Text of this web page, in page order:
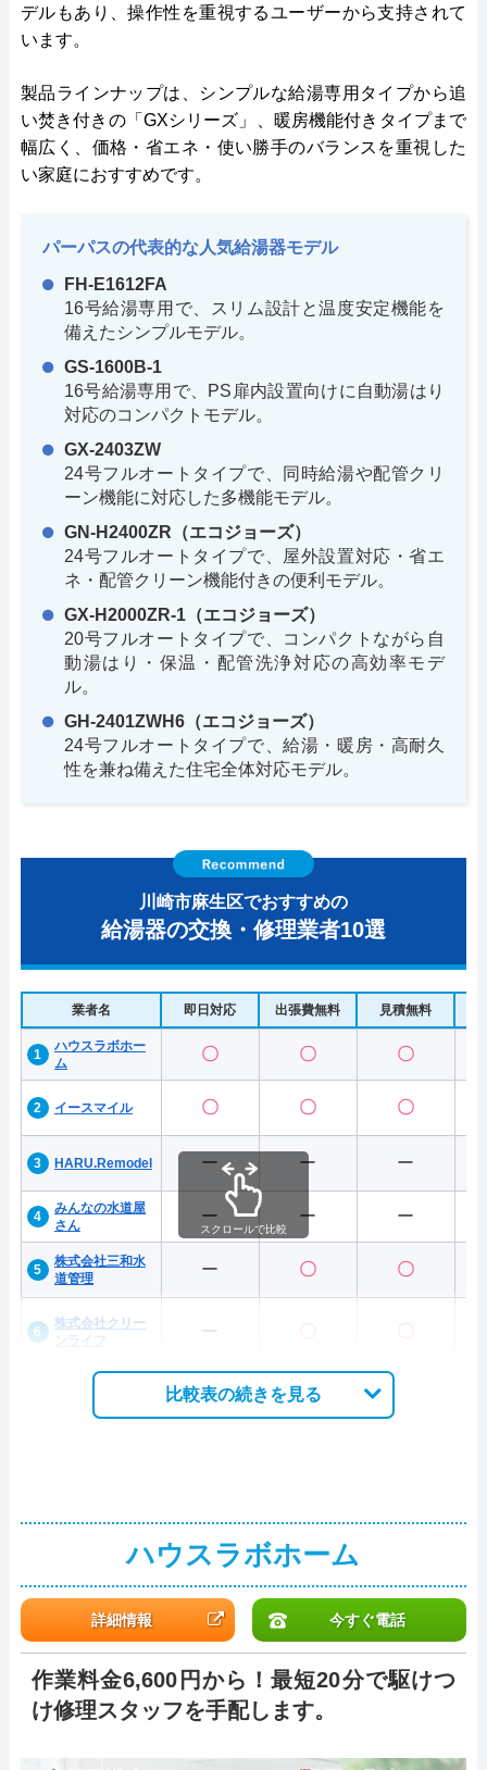
デルもあり、操作性を重視するユーザーから支持されて
います。
製品ラインナップは、シンプルな給湯専用タイプから追
い焚き付きの「GXシリーズ」、暖房機能付きタイプまで
幅広く、価格・省エネ・使い勝手のバランスを重視した
い家庭におすすめです。
パーパスの代表的な人気給湯器モデル
FH-E1612FA
16号給湯専用で、スリム設計と温度安定機能を
備えたシンプルモデル。
GS-1600B-1
16号給湯専用で、PS扉内設置向けに自動湯はり
対応のコンパクトモデル。
GX-2403ZW
24号フルオートタイプで、同時給湯や配管クリ
ーン機能に対応した多機能モデル。
GN-H2400ZR（エコジョーズ）
24号フルオートタイプで、屋外設置対応・省エ
ネ・配管クリーン機能付きの便利モデル。
GX-H2000ZR-1（エコジョーズ）
20号フルオートタイプで、コンパクトながら自
動湯はり・保温・配管洗浄対応の高効率モデ
ル。
GH-2401ZWH6（エコジョーズ）
24号フルオートタイプで、給湯・暖房・高耐久
性を兼ね備えた住宅全体対応モデル。
川崎市麻生区でおすすめの
給湯器の交換・修理業者10選
業者名 即日対応 出張費無料 見積無料
ハウスラボホー
ム
〇 〇 〇
イースマイル 〇 〇 〇
HARU.Remodel ー ー ー
みんなの水道屋
さん
ー ー ー
株式会社三和水
道管理
ー 〇 〇
株式会社クリー
ンライフ
ー 〇 〇
スクロールで比較
比較表の続きを見る
ハウスラボホーム
詳細情報 今すぐ電話
作業料金6,600円から！最短20分で駆けつ
け修理スタッフを手配します。